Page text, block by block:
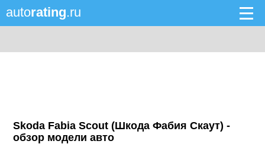
autorating.ru
Skoda Fabia Scout (Шкода Фабия Скаут) -
обзор модели авто